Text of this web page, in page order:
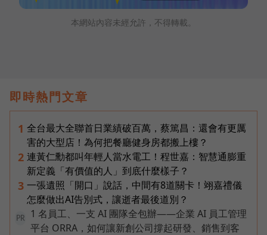
本網站內容未經允許，不得轉載。
即時熱門文章
1 全台最大全聯首日業績破百萬，蔡篤昌：還會有更厲
害的大型店！為何把餐廳健身房都搬上樓？
2 連黃仁勳都叫年輕人當水電工！程世嘉：智慧通膨重
新定義「有價值的人」到底什麼樣子？
3 一張遺照「開口」說話，中間有8道關卡！翊嘉禮儀
怎麼做出AI告別式，讓逝者最後道別？
PR
1 名員工、一支 AI 團隊全包辦——企業 AI 員工管理
平台 ORRA，如何讓新創公司撐起研發、銷售到客